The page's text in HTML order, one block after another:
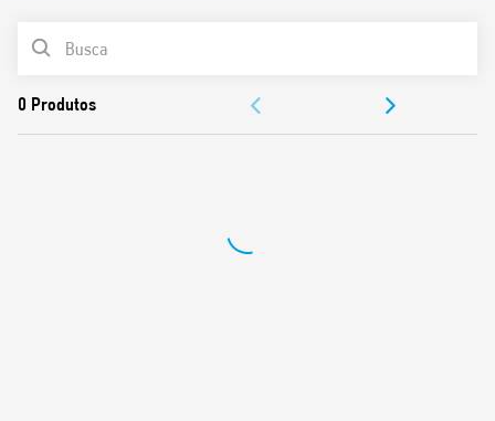
particularmente adequado para aplicações no setor
painéis)
LISTA DE PRODUTOS
APROVAÇÕES